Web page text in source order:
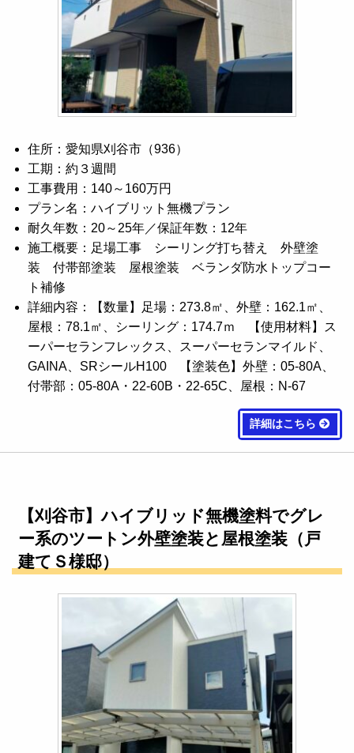
住所：愛知県刈谷市（936）
工期：約３週間
工事費用：140～160万円
プラン名：ハイブリット無機プラン
耐久年数：20～25年／保証年数：12年
施工概要：足場工事 シーリング打ち替え 外壁塗
装 付帯部塗装 屋根塗装 ベランダ防水トップコー
ト補修
詳細内容：【数量】足場：273.8㎡、外壁：162.1㎡、
屋根：78.1㎡、シーリング：174.7ｍ 【使用材料】ス
ーパーセランフレックス、スーパーセランマイルド、
GAINA、SRシールH100 【塗装色】外壁：05-80A、
付帯部：05-80A・22-60B・22-65C、屋根：N-67
詳細はこちら
【刈谷市】ハイブリッド無機塗料でグレ
ー系のツートン外壁塗装と屋根塗装（戸
建てＳ様邸）